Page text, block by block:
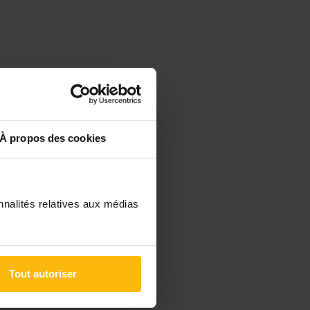
À propos des cookies
relatives aux médias
Tout autoriser